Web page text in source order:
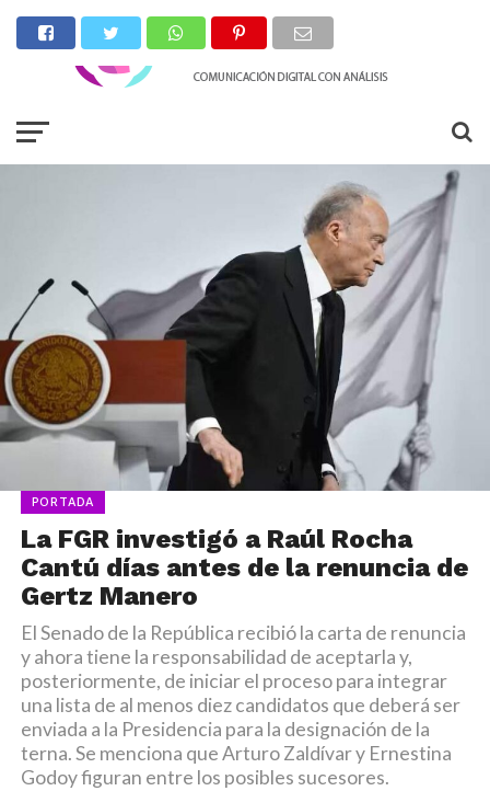
PORTADA
La FGR investigó a Raúl Rocha
Cantú días antes de la renuncia de
Gertz Manero
​El Senado de la República recibió la carta de renuncia
y ahora tiene la responsabilidad de aceptarla y,
posteriormente, de iniciar el proceso para integrar
una lista de al menos diez candidatos que deberá ser
enviada a la Presidencia para la designación de la
terna. Se menciona que Arturo Zaldívar y Ernestina
Godoy figuran entre los posibles sucesores.